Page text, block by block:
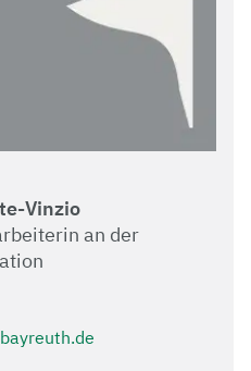
Vinzio
an der